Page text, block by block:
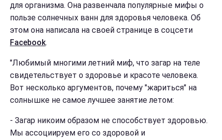
для организма. Она развенчала популярные мифы о
пользе солнечных ванн для здоровья человека. Об
этом она написала на своей странице в соцсети
Facebook.
"Любимый многими летний миф, что загар на теле
свидетельствует о здоровье и красоте человека.
Вот несколько аргументов, почему "жариться" на
солнышке не самое лучшее занятие летом:
- Загар никоим образом не способствует здоровью.
Мы ассоциируем его со здоровой и